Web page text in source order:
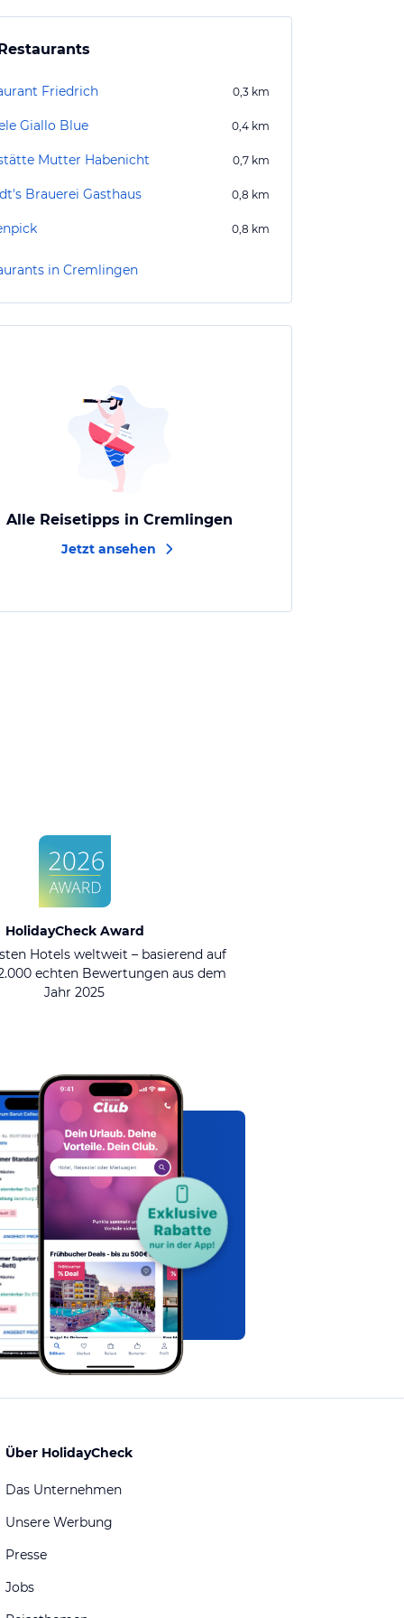
Friedrich 0,3 km
Giallo Blue 0,4 km
Mutter Habenicht 0,7 km
Brauerei Gasthaus 0,8 km
0,8 km
in Cremlingen
Alle Reisetipps in Cremlingen
Jetzt ansehen
HolidayCheck Award
Hotels weltweit – basierend auf
echten Bewertungen aus dem
Jahr 2025
Über HolidayCheck
Das Unternehmen
Unsere Werbung
Presse
Jobs